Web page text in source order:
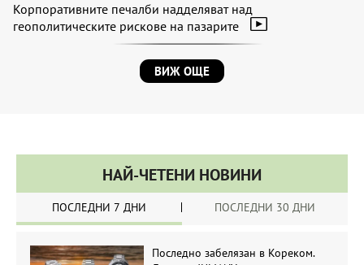
Корпоративните печалби надделяват над
геополитическите рискове на пазарите
ВИЖ ОЩЕ
НАЙ-ЧЕТЕНИ НОВИНИ
ПОСЛЕДНИ 7 ДНИ ПОСЛЕДНИ 30 ДНИ
Последно забелязан в Кореком.